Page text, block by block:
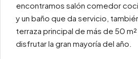
encontramos salón comedor
y un baño que da servicio,
terraza principal de más de 50
disfrutar la gran mayoría del año.